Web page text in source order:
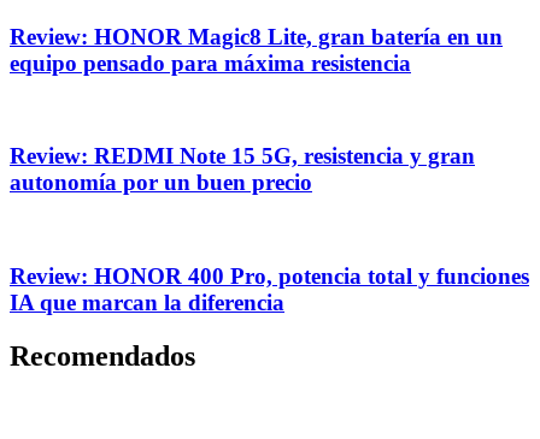
Review: HONOR Magic8 Lite, gran batería en un
equipo pensado para máxima resistencia
Review: REDMI Note 15 5G, resistencia y gran
autonomía por un buen precio
Review: HONOR 400 Pro, potencia total y funciones
IA que marcan la diferencia
Recomendados